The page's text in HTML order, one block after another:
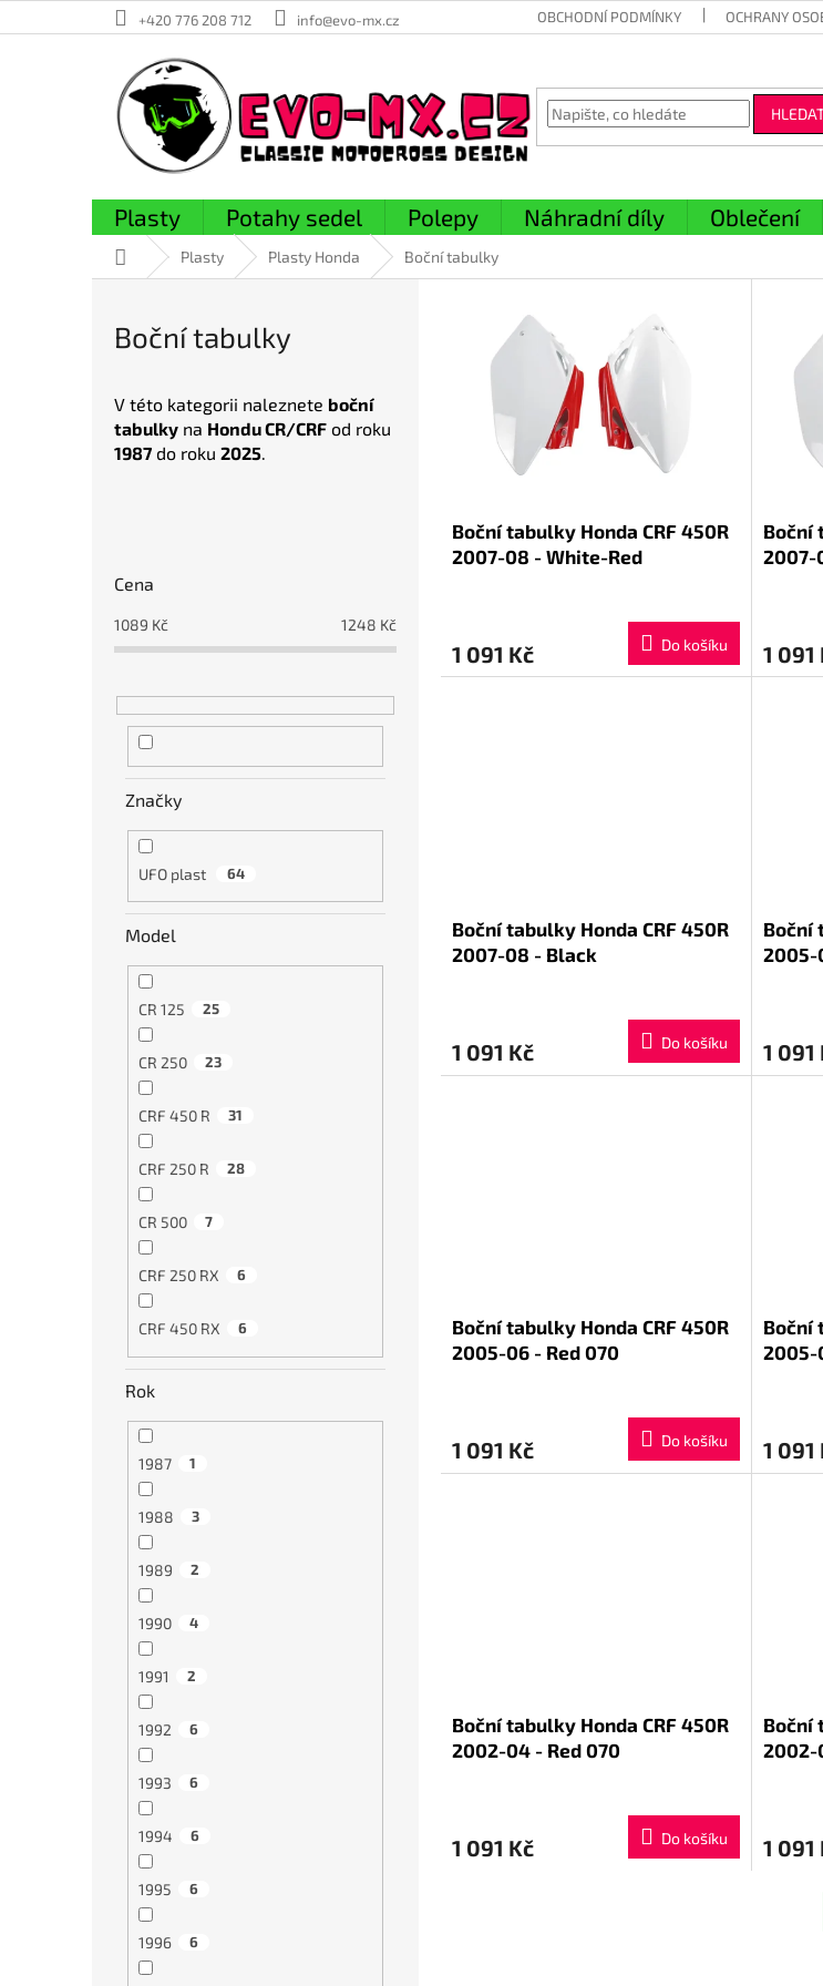
na
+420 776 208 712 info@evo-mx.cz OBCHODNÍ PODMÍNKY OCHRANY
Plasty Potahy sedel Polepy Náhradní díly Oblečení
Domů Plasty Plasty Honda Boční tabulky
Boční tabulky
V této kategorii naleznete boční
tabulky na Hondu CR/CRF od roku
1987 do roku 2025.
Cena
1089 Kč 1248 Kč
Značky
UFO plast 64
Model
CR 125 25
CR 250 23
CRF 450 R 31
CRF 250 R 28
CR 500 7
CRF 250 RX 6
CRF 450 RX 6
Rok
1987 1
1988 3
1989 2
1990 4
1991 2
1992 6
1993 6
1994 6
1995 6
1996 6
Boční tabulky Honda CRF 450R
2007-08 - White-Red
1 091 Kč Do košíku
Boční
2007-
1 091
Boční tabulky Honda CRF 450R
2007-08 - Black
1 091 Kč Do košíku
Boční
2005-
1 091
Boční tabulky Honda CRF 450R
2005-06 - Red 070
1 091 Kč Do košíku
Boční
2005-
1 091
Boční tabulky Honda CRF 450R
2002-04 - Red 070
1 091 Kč Do košíku
Boční
2002-
1 091